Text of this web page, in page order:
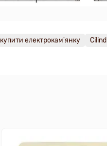
купити електрокам'янку